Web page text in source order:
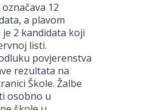
12
a plavom
2 kandidata koji
listi.
povjerenstva
rezultata na
Škole. Žalbe
osobno u